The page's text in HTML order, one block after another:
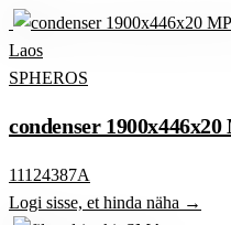
Laos
SPHEROS
condenser
11124387A
Logi sisse, et hinda näha →